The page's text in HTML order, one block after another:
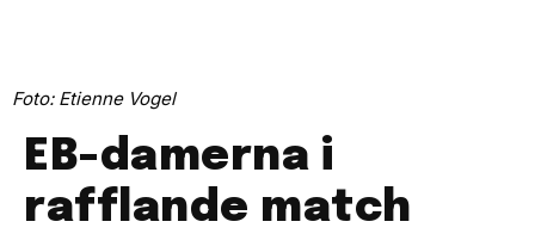
Foto: Etienne Vogel
EB-damerna i
rafflande match